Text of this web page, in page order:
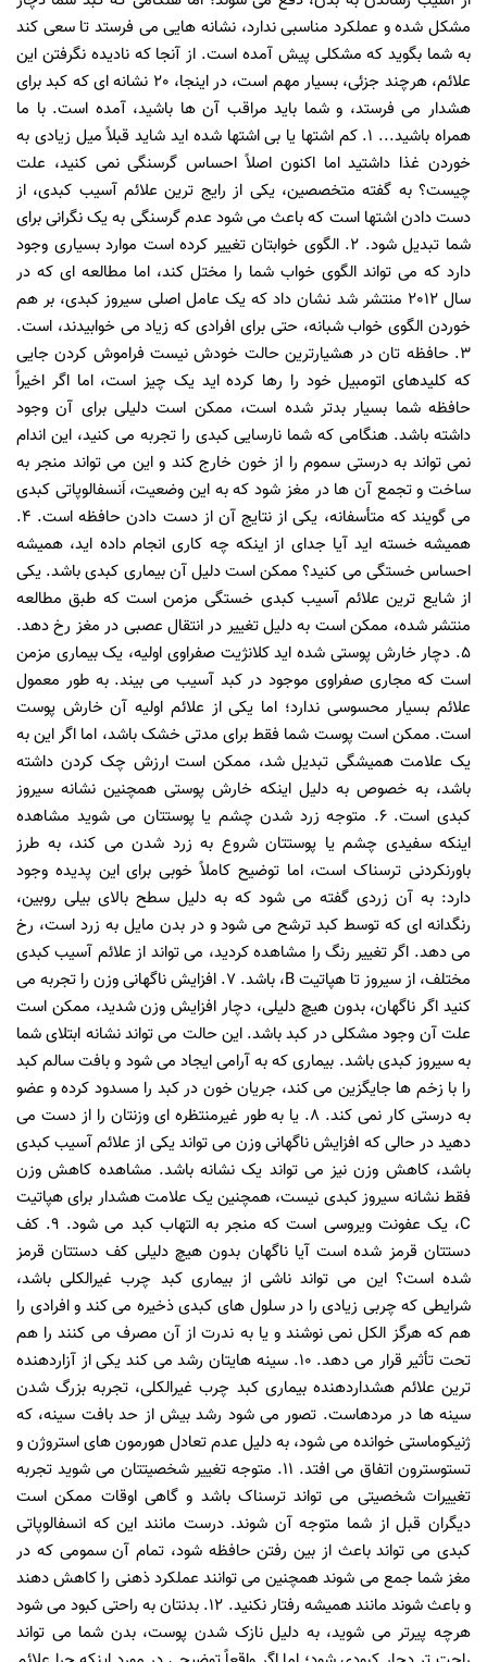
مشکل شده و عملکرد مناسبی ندارد، نشانه هایی می فرستد تا سعی کند
به شما بگوید که مشکلی پیش آمده است. از آنجا که نادیده نگرفتن این
علائم، هرچند جزئی، بسیار مهم است، در اینجا، 20 نشانه ای که کبد برای
هشدار می فرستد، و شما باید مراقب آن ها باشید، آمده است. با ما
همراه باشید... 1. کم اشتها یا بی اشتها شده اید شاید قبلاً میل زیادی به
خوردن غذا داشتید اما اکنون اصلاً احساس گرسنگی نمی کنید، علت
چیست؟ به گفته متخصصین، یکی از رایج ترین علائم آسیب کبدی، از
دست دادن اشتها است که باعث می شود عدم گرسنگی به یک نگرانی برای
شما تبدیل شود. 2. الگوی خوابتان تغییر کرده است موارد بسیاری وجود
دارد که می تواند الگوی خواب شما را مختل کند، اما مطالعه ای که در
سال 2012 منتشر شد نشان داد که یک عامل اصلی سیروز کبدی، بر هم
خوردن الگوی خواب شبانه، حتی برای افرادی که زیاد می خوابیدند، است.
3. حافظه تان در هشیارترین حالت خودش نیست فراموش کردن جایی
که کلیدهای اتومبیل خود را رها کرده اید یک چیز است، اما اگر اخیراً
حافظه شما بسیار بدتر شده است، ممکن است دلیلی برای آن وجود
داشته باشد. هنگامی که شما نارسایی کبدی را تجربه می کنید، این اندام
نمی تواند به درستی سموم را از خون خارج کند و این می تواند منجر به
ساخت و تجمع آن ها در مغز شود که به این وضعیت، اَنسفالوپاتی کبدی
می گویند که متأسفانه، یکی از نتایج آن از دست دادن حافظه است. 4.
همیشه خسته اید آیا جدای از اینکه چه کاری انجام داده اید، همیشه
احساس خستگی می کنید؟ ممکن است دلیل آن بیماری کبدی باشد. یکی
از شایع ترین علائم آسیب کبدی خستگی مزمن است که طبق مطالعه
منتشر شده، ممکن است به دلیل تغییر در انتقال عصبی در مغز رخ دهد.
5. دچار خارش پوستی شده اید کلانژیت صفراوی اولیه، یک بیماری مزمن
است که مجاری صفراوی موجود در کبد آسیب می بیند. به طور معمول
علائم بسیار محسوسی ندارد؛ اما یکی از علائم اولیه آن خارش پوست
است. ممکن است پوست شما فقط برای مدتی خشک باشد، اما اگر این به
یک علامت همیشگی تبدیل شد، ممکن است ارزش چک کردن داشته
باشد، به خصوص به دلیل اینکه خارش پوستی همچنین نشانه سیروز
کبدی است. 6. متوجه زرد شدن چشم یا پوستتان می شوید مشاهده
اینکه سفیدی چشم یا پوستتان شروع به زرد شدن می کند، به طرز
باورنکردنی ترسناک است، اما توضیح کاملاً خوبی برای این پدیده وجود
دارد: به آن زردی گفته می شود که به دلیل سطح بالای بیلی روبین،
رنگدانه ای که توسط کبد ترشح می شود و در بدن مایل به زرد است، رخ
می دهد. اگر تغییر رنگ را مشاهده کردید، می تواند از علائم آسیب کبدی
مختلف، از سیروز تا هپاتیت B، باشد. 7. افزایش ناگهانی وزن را تجربه می
کنید اگر ناگهان، بدون هیچ دلیلی، دچار افزایش وزن شدید، ممکن است
علت آن وجود مشکلی در کبد باشد. این حالت می تواند نشانه ابتلای شما
به سیروز کبدی باشد. بیماری که به آرامی ایجاد می شود و بافت سالم کبد
را با زخم ها جایگزین می کند، جریان خون در کبد را مسدود کرده و عضو
به درستی کار نمی کند. 8. یا به طور غیرمنتظره ای وزنتان را از دست می
دهید در حالی که افزایش ناگهانی وزن می تواند یکی از علائم آسیب کبدی
باشد، کاهش وزن نیز می تواند یک نشانه باشد. مشاهده کاهش وزن
فقط نشانه سیروز کبدی نیست، همچنین یک علامت هشدار برای هپاتیت
C، یک عفونت ویروسی است که منجر به التهاب کبد می شود. 9. کف
دستتان قرمز شده است آیا ناگهان بدون هیچ دلیلی کف دستتان قرمز
شده است؟ این می تواند ناشی از بیماری کبد چرب غیرالکلی باشد،
شرایطی که چربی زیادی را در سلول های کبدی ذخیره می کند و افرادی را
هم که هرگز الکل نمی نوشند و یا به ندرت از آن مصرف می کنند را هم
تحت تأثیر قرار می دهد. 10. سینه هایتان رشد می کند یکی از آزاردهنده
ترین علائم هشداردهنده بیماری کبد چرب غیرالکلی، تجربه بزرگ شدن
سینه ها در مردهاست. تصور می شود رشد بیش از حد بافت سینه، که
ژنیکوماستی خوانده می شود، به دلیل عدم تعادل هورمون های استروژن و
تستوسترون اتفاق می افتد. 11. متوجه تغییر شخصیتتان می شوید تجربه
تغییرات شخصیتی می تواند ترسناک باشد و گاهی اوقات ممکن است
دیگران قبل از شما متوجه آن شوند. درست مانند این که انسفالوپاتی
کبدی می تواند باعث از بین رفتن حافظه شود، تمام آن سمومی که در
مغز شما جمع می شوند همچنین می توانند عملکرد ذهنی را کاهش دهند
و باعث شوند مانند همیشه رفتار نکنید. 12. بدنتان به راحتی کبود می شود
هرچه پیرتر می شوید، به دلیل نازک شدن پوست، بدن شما می تواند